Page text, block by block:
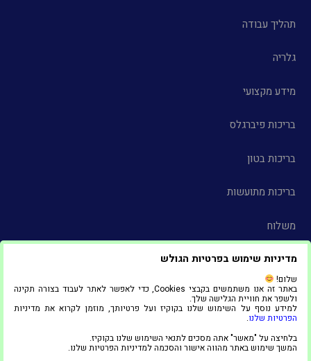
מדיניות שימוש בפרטיות הגולש
שלום!
באתר זה אנו משתמשים בקבצי Cookies, כדי לאפשר לאתר לעבוד בצורה תקינה
ולשפר את חוויית הגלישה שלך.
למידע נוסף על השימוש שלנו בקוקיז ועל פרטיותך, מוזמן לקרוא את מדיניות
הפרטיות שלנו.
בלחיצה על "מאשר" אתה מסכים לתנאי השימוש שלנו בקוקיז.
המשך שימוש באתר מהווה אישור והסכמה למדיניות הפרטיות שלנו.
תהליך עבודה
גלריה
מידע מקצועי
בריכות פיברגלס
בריכות בטון
בריכות מתועשות
משלוח
צור קשר
הצהרת נגישות